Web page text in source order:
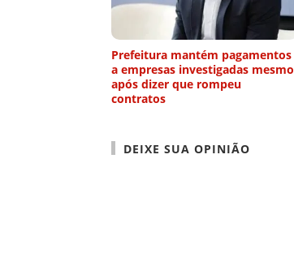
Prefeitura mantém pagamentos
a empresas investigadas mesmo
após dizer que rompeu
contratos
DEIXE SUA OPINIÃO